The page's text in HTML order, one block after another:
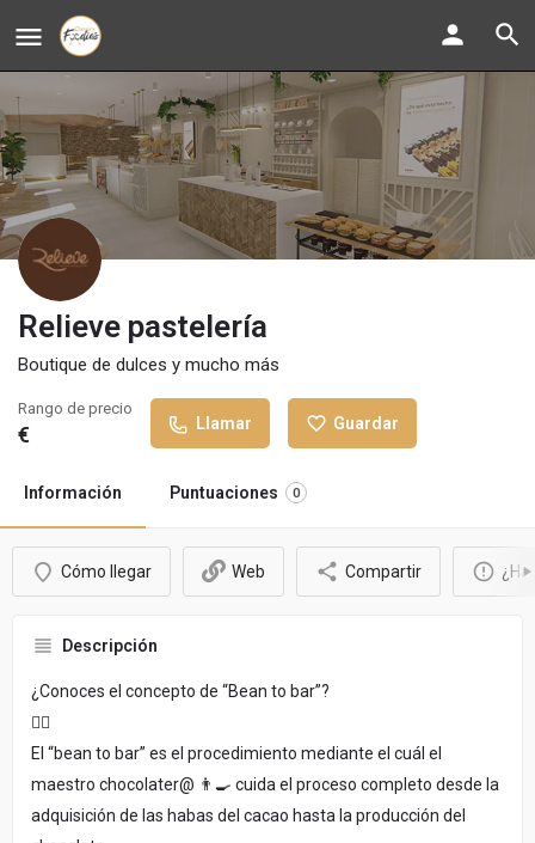
Relieve pastelería
Boutique de dulces y mucho más
Rango de precio
€ Llamar Guardar
Información Puntuaciones 0
Cómo llegar Web Compartir
Descripción
¿Conoces el concepto de “Bean to bar”?
👇🏼
El “bean to bar” es el procedimiento mediante el cuál el
maestro chocolater@ 👨‍🍳 cuida el proceso completo desde la
adquisición de las habas del cacao hasta la producción del